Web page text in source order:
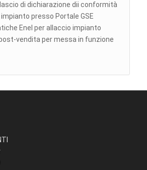
di dichiarazione dii conformità
presso Portale GSE
Enel per allaccio impianto
vendita per messa in funzione